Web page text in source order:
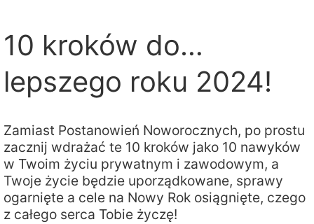
10 kroków do…
lepszego roku 2024!
Zamiast Postanowień Noworocznych, po prostu
zacznij wdrażać te 10 kroków jako 10 nawyków
w Twoim życiu prywatnym i zawodowym, a
Twoje życie będzie uporządkowane, sprawy
ogarnięte a cele na Nowy Rok osiągnięte, czego
z całego serca Tobie życzę!